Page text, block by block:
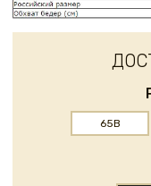
65B